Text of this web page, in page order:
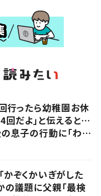
行ったら幼稚園お休
4回だよ」と伝えると…
息子の行動に「わか
かぞくかいぎがした
の議題に父親「最検